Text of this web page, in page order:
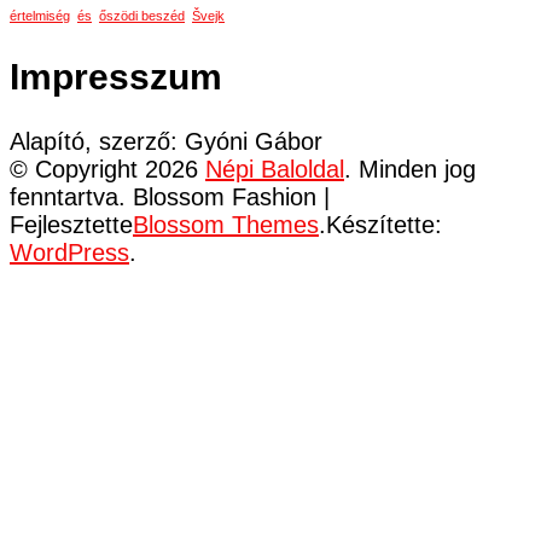
értelmiség és őszödi beszéd Švejk
Impresszum
Alapító, szerző: Gyóni Gábor
© Copyright 2026 Népi Baloldal . Minden jog
fenntartva. Blossom Fashion |
FejlesztetteBlossom Themes.Készítette:
WordPress.